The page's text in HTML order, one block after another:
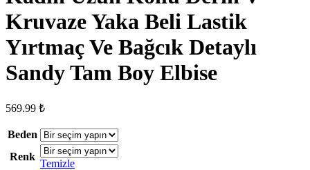
Kruvaze Yaka Beli Lastik
Yırtmaç Ve Bağcık Detaylı
Sandy Tam Boy Elbise
569.99 ₺
Beden
Renk
Temizle